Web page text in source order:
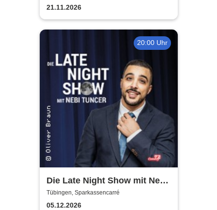
up-Comedy Show
21.11.2026
20:00 Uhr
Die Late Night Show mit Nebi
Tuncer
Tübingen, Sparkassencarré
05.12.2026